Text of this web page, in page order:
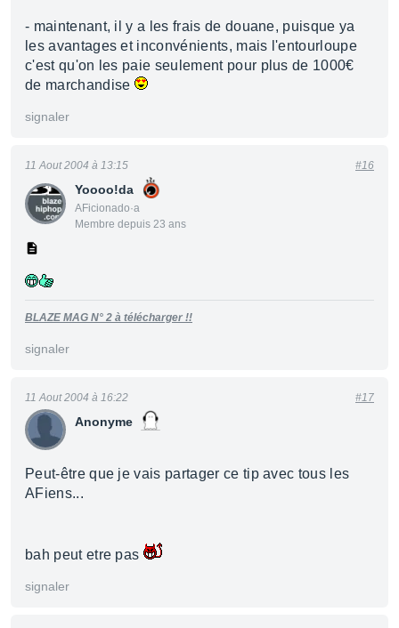
- maintenant, il y a les frais de douane, puisque ya
les avantages et inconvénients, mais l'entourloupe
c'est qu'on les paie seulement pour plus de 1000€
de marchandise
signaler
Yoooo!da
AFicionado·a
Membre depuis 23 ans
11 Aout 2004 à 13:15 #16
BLAZE MAG N° 2 à télécharger !!
signaler
Anonyme
11 Aout 2004 à 16:22 #17
Peut-être que je vais partager ce tip avec tous les
AFiens...
bah peut etre pas
signaler